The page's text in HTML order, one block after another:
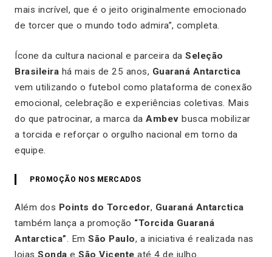
mais incrível, que é o jeito originalmente emocionado
de torcer que o mundo todo admira”, completa.
Ícone da cultura nacional e parceira da Seleção
Brasileira há mais de 25 anos, Guaraná Antarctica
vem utilizando o futebol como plataforma de conexão
emocional, celebração e experiências coletivas. Mais
do que patrocinar, a marca da Ambev busca mobilizar
a torcida e reforçar o orgulho nacional em torno da
equipe.
PROMOÇÃO NOS MERCADOS
Além dos Points do Torcedor, Guaraná Antarctica
também lança a promoção “Torcida Guaraná
Antarctica”. Em São Paulo, a iniciativa é realizada nas
lojas Sonda e São Vicente até 4 de julho.